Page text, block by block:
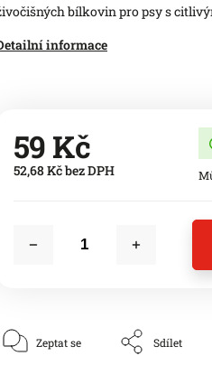
bílkovin pro psy s
informace
59 Kč
52,68 Kč bez DPH
Zeptat se Sdílet